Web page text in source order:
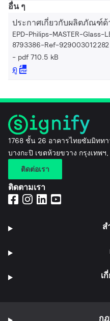
อื่น ๆ
ประกาศเกี่ยวกับผลิตภัณฑ์ด้
EPD-Philips-MASTER-
8793386-Ref-929003012282
pdf 710.5 kB
ดู
1768 ชั้น 26 อาคารไทยซัมมิทท
บางกะปิ เขตห้วยขวาง กรุงเทพฯ,
ติดต่อเรา
ติดตามเรา
ส
เ
ก